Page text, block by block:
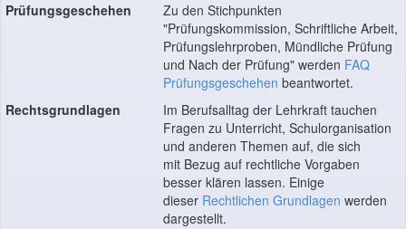
Prüfungsgeschehen
Zu den Stichpunkten
"Prüfungskommission, Schriftliche Arbeit,
Prüfungslehrproben, Mündliche Prüfung
und Nach der Prüfung" werden FAQ
Prüfungsgeschehen beantwortet.
Rechtsgrundlagen
Im Berufsalltag der Lehrkraft tauchen
Fragen zu Unterricht, Schulorganisation
und anderen Themen auf, die sich
mit Bezug auf rechtliche Vorgaben
besser klären lassen. Einige
dieser Rechtlichen Grundlagen werden
dargestellt.